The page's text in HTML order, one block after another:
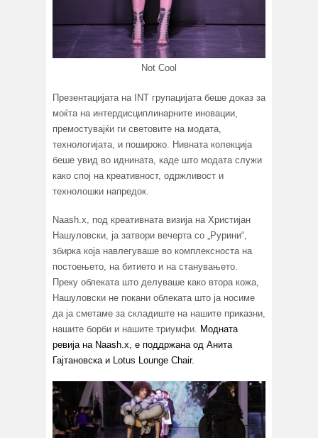
Not Cool
Презентацијата на INT групацијата беше доказ за
моќта на интердисциплинарните иновации,
премостувајќи ги световите на модата,
технологијата, и пошироко. Нивната колекција
беше увид во иднината, каде што модата служи
како спој на креативност, одржливост и
технолошки напредок.
Naash.x, под креативната визија на Христијан
Нашуловски, ја затвори вечерта со „Рурини“,
збирка која навлегуваше во комплексноста на
постоењето, на битието и на станувањето.
Преку облеката што делуваше како втора кожа,
Нашуловски не покани облеката што ја носиме
да ја сметаме за складиште на нашите приказни,
нашите борби и нашите триумфи. Модната
ревија на Naash.x, е поддржана од Анита
Гајтановска и Lotus Lounge Chair.